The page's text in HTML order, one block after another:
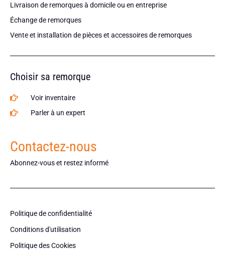
Livraison de remorques à domicile ou en entreprise
Échange de remorques
Vente et installation de pièces et accessoires de remorques
Choisir sa remorque
Voir inventaire
Parler à un expert
Contactez-nous
Abonnez-vous et restez informé
Politique de confidentialité
Conditions d'utilisation
Politique des Cookies